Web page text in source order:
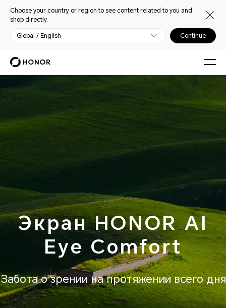
Choose your country or region to see content related to you and
shop directly.
Global / English Continue
Экран HONOR AI
Eye Comfort
Забота о зрении на протяжении всего дня